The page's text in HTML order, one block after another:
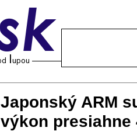
Japonský ARM
výkon presiahne